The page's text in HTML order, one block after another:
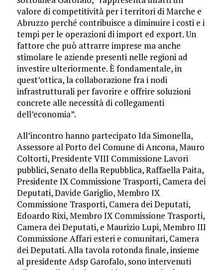
valore di competitività per i territori di Marche e
Abruzzo perché contribuisce a diminuire i costi e i
tempi per le operazioni di import ed export. Un
fattore che può attrarre imprese ma anche
stimolare le aziende presenti nelle regioni ad
investire ulteriormente. È fondamentale, in
quest’ottica, la collaborazione fra i nodi
infrastrutturali per favorire e offrire soluzioni
concrete alle necessità di collegamenti
dell’economia”.
All’incontro hanno partecipato Ida Simonella,
Assessore al Porto del Comune di Ancona, Mauro
Coltorti, Presidente VIII Commissione Lavori
pubblici, Senato della Repubblica, Raffaella Paita,
Presidente IX Commissione Trasporti, Camera dei
Deputati, Davide Gariglio, Membro IX
Commissione Trasporti, Camera dei Deputati,
Edoardo Rixi, Membro IX Commissione Trasporti,
Camera dei Deputati, e Maurizio Lupi, Membro III
Commissione Affari esteri e comunitari, Camera
dei Deputati. Alla tavola rotonda finale, insieme
al presidente Adsp Garofalo, sono intervenuti